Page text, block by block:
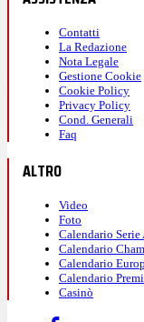
Contatti
La Redazione
Nota Legale
Gestione Cookie
Cookie Policy
Privacy Policy
Cond. Generali
Faq
ALTRO
Video
Foto
Calendario Serie
Calendario
Calendario
Calendario
Casinò